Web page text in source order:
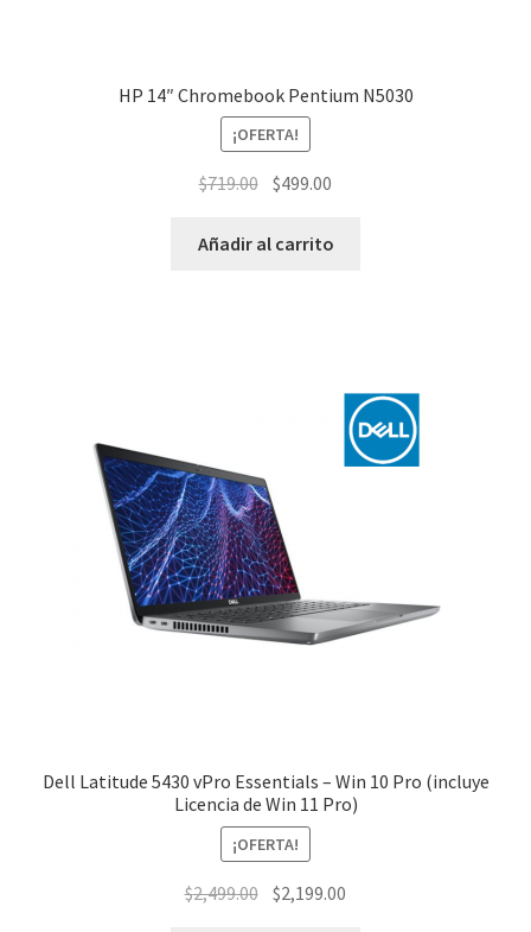
HP 14″ Chromebook Pentium N5030
¡OFERTA!
$719.00 El
original
$499.00
actual
Añadir al carrito
Dell Latitude 5430 vPro Essentials – Win 10 Pro (incluye
Licencia de Win 11 Pro)
¡OFERTA!
$2,499.00 El$2,199.00